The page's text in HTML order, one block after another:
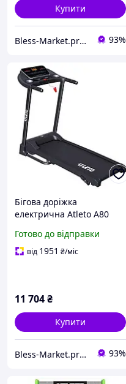
Купити
Bless-Market.prom.ua 93%
Бігова доріжка
електрична Atleto A80
кутом нахилу
Готово до відправки
від 1951 ₴/міс
11 704₴
Купити
Bless-Market.prom.ua 93%